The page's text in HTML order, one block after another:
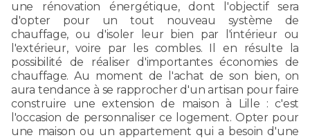
une rénovation énergétique, dont l'objectif sera
d'opter pour un tout nouveau système de
chauffage, ou d'isoler leur bien par l'intérieur ou
l'extérieur, voire par les combles. Il en résulte la
possibilité de réaliser d'importantes économies de
chauffage. Au moment de l'achat de son bien, on
aura tendance à se rapprocher d'un artisan pour faire
construire une extension de maison à Lille : c'est
l'occasion de personnaliser ce logement. Opter pour
une maison ou un appartement qui a besoin d'une